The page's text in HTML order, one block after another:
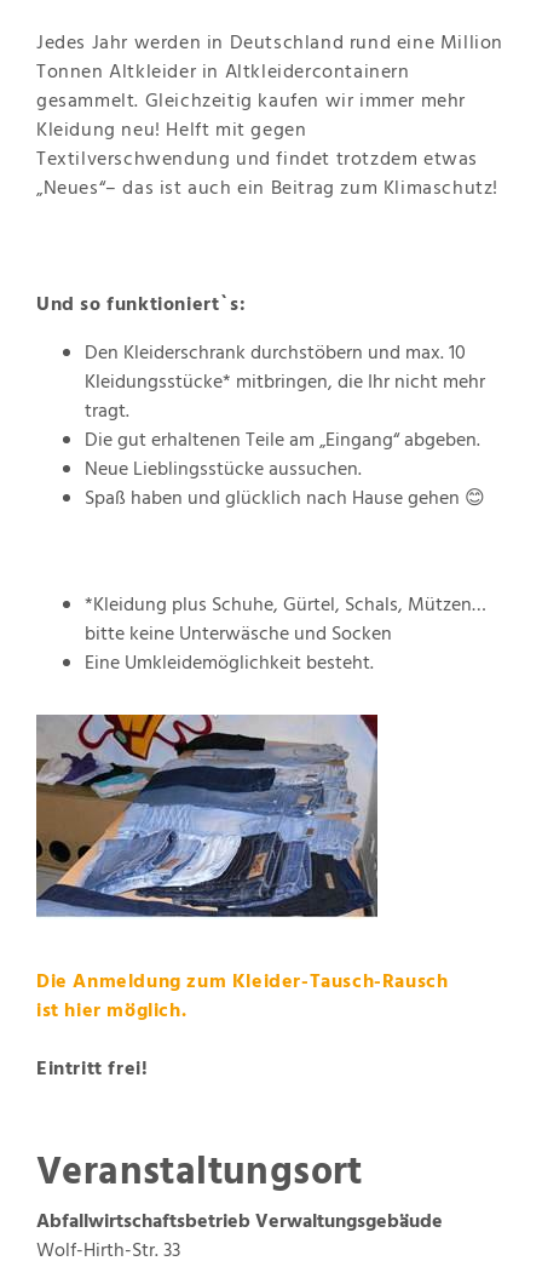
Jedes Jahr werden in Deutschland rund eine Million
Tonnen Altkleider in Altkleidercontainern
gesammelt. Gleichzeitig kaufen wir immer mehr
Kleidung neu! Helft mit gegen
Textilverschwendung und findet trotzdem etwas
„Neues“– das ist auch ein Beitrag zum Klimaschutz!
Und so funktioniert`s:
Den Kleiderschrank durchstöbern und max. 10
Kleidungsstücke* mitbringen, die Ihr nicht mehr
tragt.
Die gut erhaltenen Teile am „Eingang“ abgeben.
Neue Lieblingsstücke aussuchen.
Spaß haben und glücklich nach Hause gehen 😊
*Kleidung plus Schuhe, Gürtel, Schals, Mützen…
bitte keine Unterwäsche und Socken
Eine Umkleidemöglichkeit besteht.
Die Anmeldung zum Kleider-Tausch-Rausch
ist hier möglich.
Eintritt frei!
Veranstaltungsort
AbfallwirtschaftsbetriebVerwaltungsgebäude
Wolf-Hirth-Str. 33